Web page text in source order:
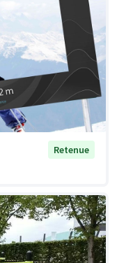
Retenue